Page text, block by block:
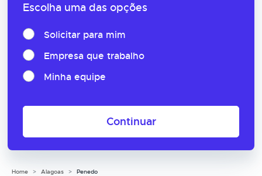
Escolha uma das opções
Solicitar para mim
Empresa que trabalho
Minha equipe
Continuar
Home Alagoas Penedo